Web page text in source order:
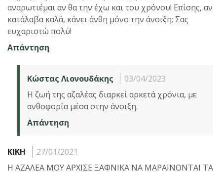
αναρωτιέμαι αν θα την έχω και του χρόνου! Επίσης, αν
κατάλαβα καλά, κάνει άνθη μόνο την άνοιξη; Σας
ευχαριστώ πολύ!
Απάντηση
Κώστας Λιονουδάκης
03/04/2023
Η ζωή της αζαλέας διαρκεί αρκετά χρόνια, με
ανθοφορία μέσα στην άνοιξη.
Απάντηση
ΚΙΚΗ
27/01/2021
Η ΑΖΑΛΕΑ ΜΟΥ ΑΡΧΙΣΕ ΞΑΦΝΙΚΑ ΝΑ ΜΑΡΑΙΝΟΝΤΑΙ ΤΑ